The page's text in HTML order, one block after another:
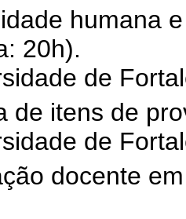
humana
20h).
de
de itens de
de
docente